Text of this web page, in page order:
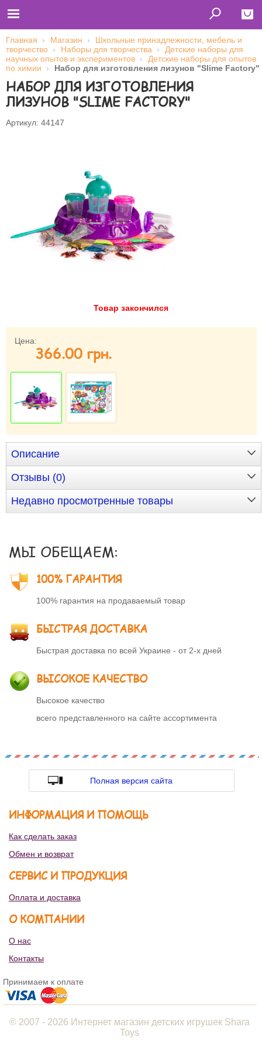
Close
Футболки
Толстовки (кенгурушки)
Свитшоты
Бейсболки
Имя пользователя (логин)
Запомнить меня
Главная Магазин
Школьные принадлежности, мебель и
творчество
Наборы для творчества
Детские наборы для
научных опытов и экспериментов
Детские наборы для опытов
по химии
Набор для изготовления лизунов "Slime Factory"
НАБОР ДЛЯ ИЗГОТОВЛЕНИЯ
ЛИЗУНОВ "SLIME FACTORY"
Артикул: 44147
Товар закончился
Цена:
366.00 грн.
Описание
Отзывы (0)
Недавно просмотренные товары
МЫ ОБЕЩАЕМ:
100% ГАРАНТИЯ
100% гарантия на продаваемый товар
БЫСТРАЯ ДОСТАВКА
Быстрая доставка по всей Украине - от 2-х дней
ВЫСОКОЕ КАЧЕСТВО
Высокое качество
всего представленного на сайте ассортимента
Полная версия сайта
ИНФОРМАЦИЯ И ПОМОЩЬ
Как сделать заказ
Обмен и возврат
СЕРВИС И ПРОДУКЦИЯ
Оплата и доставка
О КОМПАНИИ
О нас
Контакты
Принимаем к оплате
© 2007 - 2026 Интернет магазин детских игрушек Shara
Toys